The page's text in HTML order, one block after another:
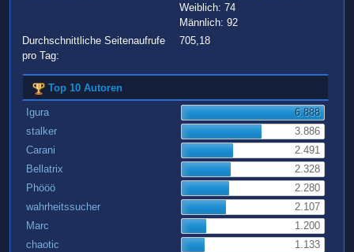
Weiblich: 74
Männlich: 92
Durchschnittliche Seitenaufrufe
pro Tag:
705,18
Top 10 Autoren
Igura
6.888
stalker
3.886
Carani
2.491
Bellatrix
2.328
Phööö
2.280
wahrheitssucher
2.107
Marc
1.200
chaotic
1.133